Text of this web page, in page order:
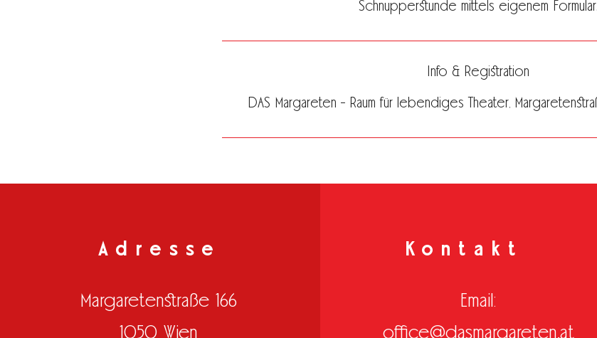
Schnupperstunde mittels eigenem Formular.
Info & Registration
DAS Margareten - Raum für lebendiges Theater,
Adresse
Margaretenstraße 166
1050 Wien
Kontakt
Email:
office@dasmargareten.at